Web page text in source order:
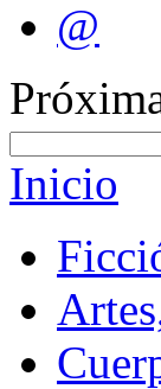
@
Inicio